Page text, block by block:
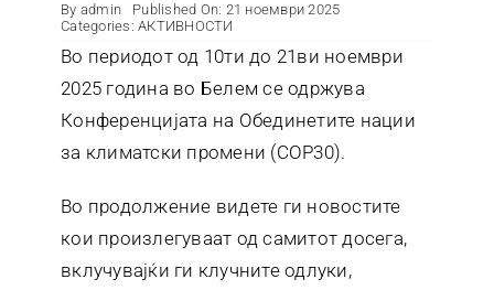
By admin
Published On: 21 ноември 2025
Categories:АКТИВНОСТИ
Во периодот од 10ти до 21ви ноември
2025 година во Белем се одржува
Конференцијата на Обединетите нации
за климатски промени (COP30).
Во продолжение видете ги новостите
кои произлегуваат од самитот досега,
вклучувајќи ги клучните одлуки,